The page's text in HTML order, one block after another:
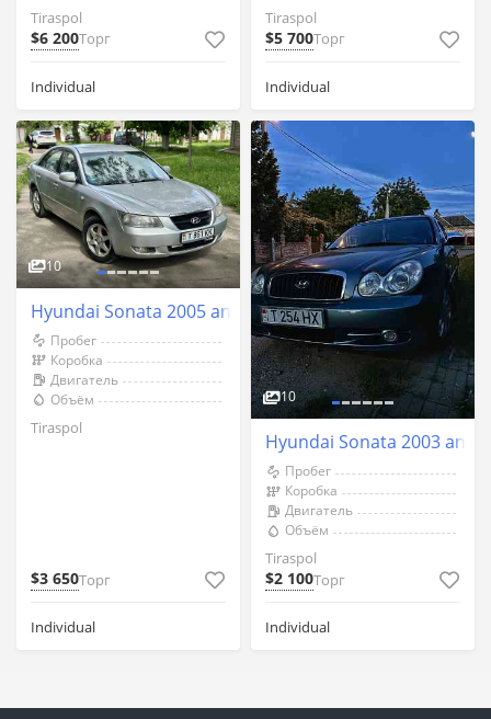
Tiraspol
$6 200Торг
Individual
Tiraspol
$5 700Торг
Individual
10
Hyundai Sonata 2005 an Tiraspol
Пробег
Коробка
Двигатель
Объём
Tiraspol
$3 650Торг
Individual
10
Hyundai Sonata 2003 an
Пробег
Коробка
Двигатель
Объём
Tiraspol
$2 100Торг
Individual